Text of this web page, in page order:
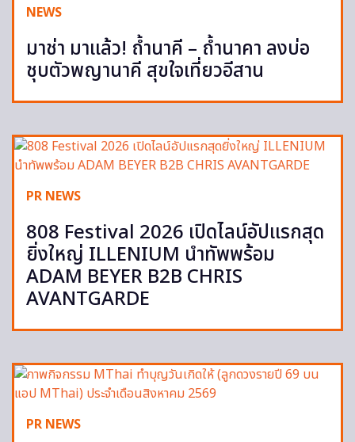
NEWS
มาช่า มาแล้ว! ถ้ำนาคี – ถ้ำนาคา ลงบ่อ
ชุบตัวพญานาคี สุขใจเที่ยวอีสาน
PR NEWS
808 Festival 2026 เปิดไลน์อัปแรกสุด
ยิ่งใหญ่ ILLENIUM นำทัพพร้อม
ADAM BEYER B2B CHRIS
AVANTGARDE
PR NEWS